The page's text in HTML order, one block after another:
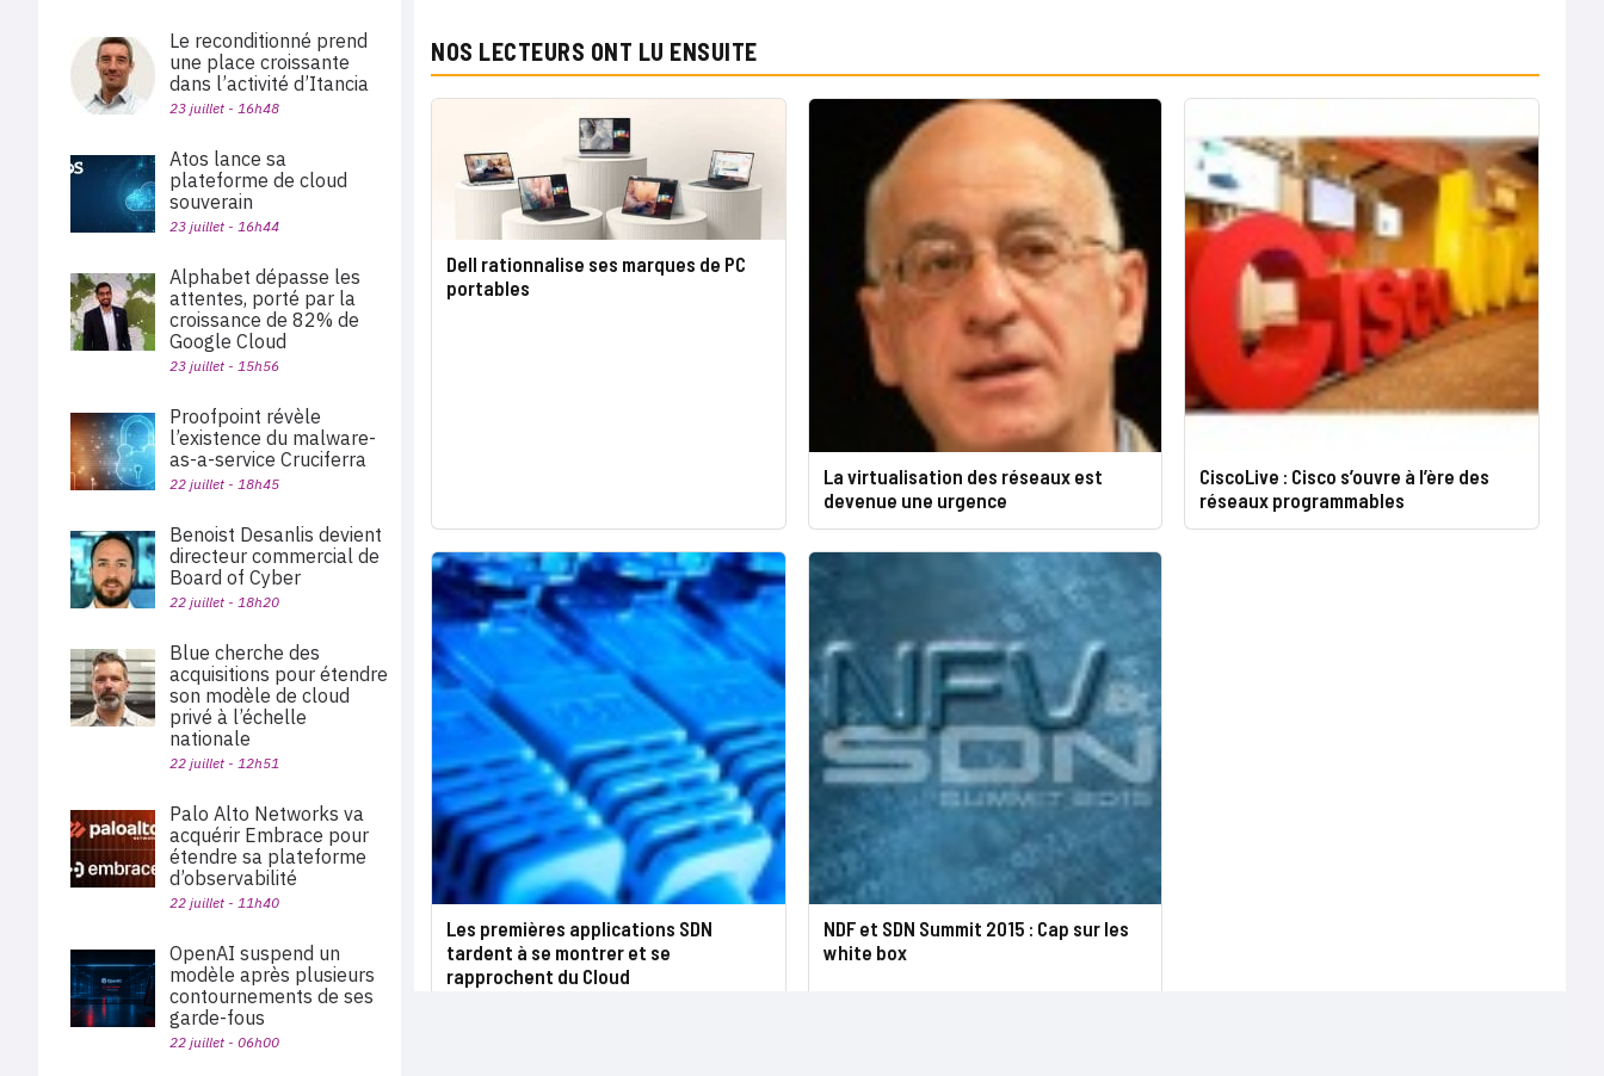
NOS LECTEURS ONT LU ENSUITE
Dell rationnalise ses marques de PC
portables
La virtualisation des réseaux est
devenue une urgence
CiscoLive : Cisco s’ouvre à l’ère des
réseaux programmables
Les premières applications SDN
tardent à se montrer et se
rapprochent du Cloud
NDF et SDN Summit 2015 : Cap sur les
white box
Le reconditionné prend
une place croissante
dans l’activité d’Itancia
23 juillet - 16h48
Atos lance sa
plateforme de cloud
souverain
23 juillet - 16h44
Alphabet dépasse les
attentes, porté par la
croissance de 82% de
Google Cloud
23 juillet - 15h56
Proofpoint révèle
l’existence du malware-
as-a-service Cruciferra
22 juillet - 18h45
Benoist Desanlis devient
directeur commercial de
Board of Cyber
22 juillet - 18h20
Blue cherche des
acquisitions pour étendre
son modèle de cloud
privé à l’échelle
nationale
22 juillet - 12h51
Palo Alto Networks va
acquérir Embrace pour
étendre sa plateforme
d’observabilité
22 juillet - 11h40
OpenAI suspend un
modèle après plusieurs
contournements de ses
garde-fous
22 juillet - 06h00